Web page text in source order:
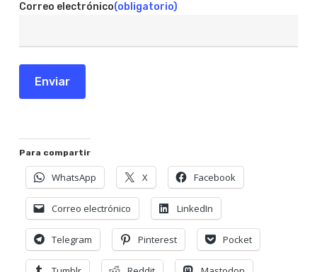
Correo electrónico(obligatorio)
Enviar
Para compartir
WhatsApp X Facebook
Correo electrónico LinkedIn
Telegram Pinterest Pocket